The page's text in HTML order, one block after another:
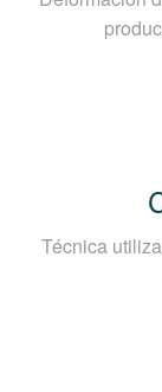
Técnica